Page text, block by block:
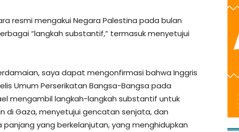
resmi mengakui Negara Palestina pada bulan
“langkah substantif,” termasuk menyetujui
saya dapat mengonfirmasi bahwa Inggris
Umum Perserikatan Bangsa-Bangsa pada
mengambil langkah-langkah substantif untuk
di Gaza, menyetujui gencatan senjata, dan
yang berkelanjutan, yang menghidupkan